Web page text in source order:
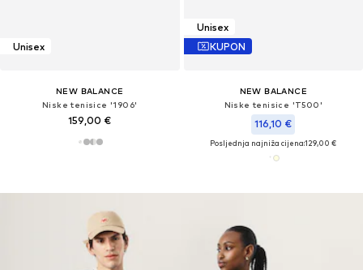
Unisex
NEW BALANCE
Niske tenisice '1906'
159,00 €
Unisex
KUPON
NEW BALANCE
Niske tenisice 'T500'
116,10 €
Posljednja najniža cijena:129,00 €